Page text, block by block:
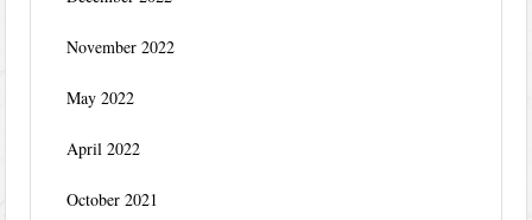
November 2022
May 2022
April 2022
October 2021